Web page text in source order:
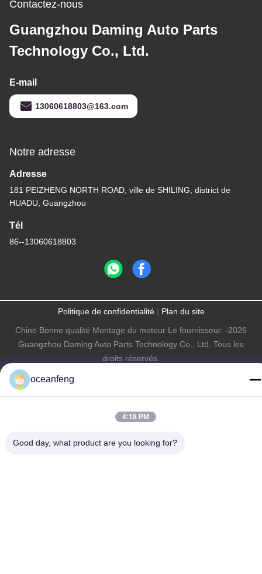
Contactez-nous
Guangzhou Daming Auto Parts
Technology Co., Ltd.
E-mail
13060618803@163.com
Notre adresse
Adresse
181 PEIZHENG NORTH ROAD, ville de SHILING, district de
HUADU, Guangzhou
Tél
86--13060618803
Politique de confidentialité| Plan du site
Chine Bonne qualité Montage du moteur Le fournisseur. -2026
Guangzhou Daming Auto Parts Technology Co., Ltd. Tous les
droits réservés.
oceanfeng
4:18 PM
Good day, what product are you looking for?